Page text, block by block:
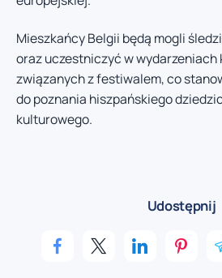
Mieszkańcy Belgii będą mogli
oraz uczestniczyć w
związanych z festiwalem, co
do poznania hiszpańskiego
kulturowego.
Udostępnij